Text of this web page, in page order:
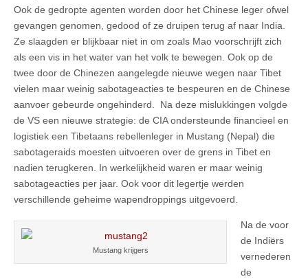
Ook de gedropte agenten worden door het Chinese leger ofwel
gevangen genomen, gedood of ze druipen terug af naar India.
Ze slaagden er blijkbaar niet in om zoals Mao voorschrijft zich
als een vis in het water van het volk te bewegen. Ook op de
twee door de Chinezen aangelegde nieuwe wegen naar Tibet
vielen maar weinig sabotageacties te bespeuren en de Chinese
aanvoer gebeurde ongehinderd. Na deze mislukkingen volgde
de VS een nieuwe strategie: de CIA ondersteunde financieel en
logistiek een Tibetaans rebellenleger in Mustang (Nepal) die
sabotageraids moesten uitvoeren over de grens in Tibet en
nadien terugkeren. In werkelijkheid waren er maar weinig
sabotageacties per jaar. Ook voor dit legertje werden
verschillende geheime wapendroppings uitgevoerd.
Mustang krijgers
Na de voor
de Indiërs
vernederen
de